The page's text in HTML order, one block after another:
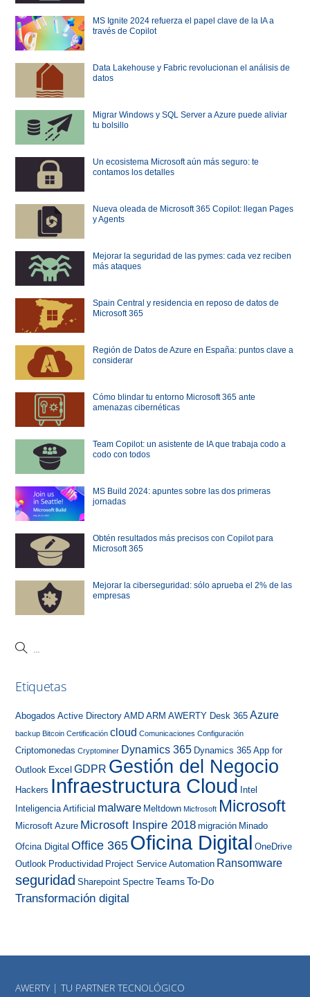
MS Ignite 2024 refuerza el papel clave de la IA a
través de Copilot
Data Lakehouse y Fabric revolucionan el análisis de
datos
Migrar Windows y SQL Server a Azure puede aliviar
tu bolsillo
Un ecosistema Microsoft aún más seguro: te
contamos los detalles
Nueva oleada de Microsoft 365 Copilot: llegan Pages
y Agents
Mejorar la seguridad de las pymes: cada vez reciben
más ataques
Spain Central y residencia en reposo de datos de
Microsoft 365
Región de Datos de Azure en España: puntos clave a
considerar
Cómo blindar tu entorno Microsoft 365 ante
amenazas cibernéticas
Team Copilot: un asistente de IA que trabaja codo a
codo con todos
MS Build 2024: apuntes sobre las dos primeras
jornadas
Obtén resultados más precisos con Copilot para
Microsoft 365
Mejorar la ciberseguridad: sólo aprueba el 2% de las
empresas
Etiquetas
Abogados Active Directory AMD ARM AWERTY Desk 365 Azure
backup Bitcoin Certificación cloud Comunicaciones Configuración
Criptomonedas Cryptominer Dynamics 365 Dynamics 365 App for
Outlook Excel GDPR Gestión del Negocio
Hackers Infraestructura Cloud
Intel
Inteligencia Artificial malware Meltdown Micfrosoft Microsoft
Microsoft Azure Microsoft Inspire 2018 migración Minado
Ofcina Digital Office 365 Oficina Digital OneDrive
Outlook Productividad Project Service Automation Ransomware
seguridad Sharepoint Spectre Teams To-Do
Transformación digital
AWERTY | TU PARTNER TECNOLÓGICO